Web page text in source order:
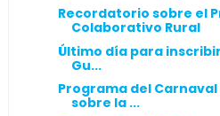
Recordatorio sobre el
Colaborativo Rural
Último día para
Gu...
Programa del
sobre la ...